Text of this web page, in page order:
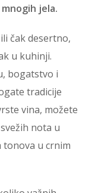
jela.
čak desertno,
u kuhinji.
bogatstvo i
tradicije
vina, možete
nota u
tonova u crnim